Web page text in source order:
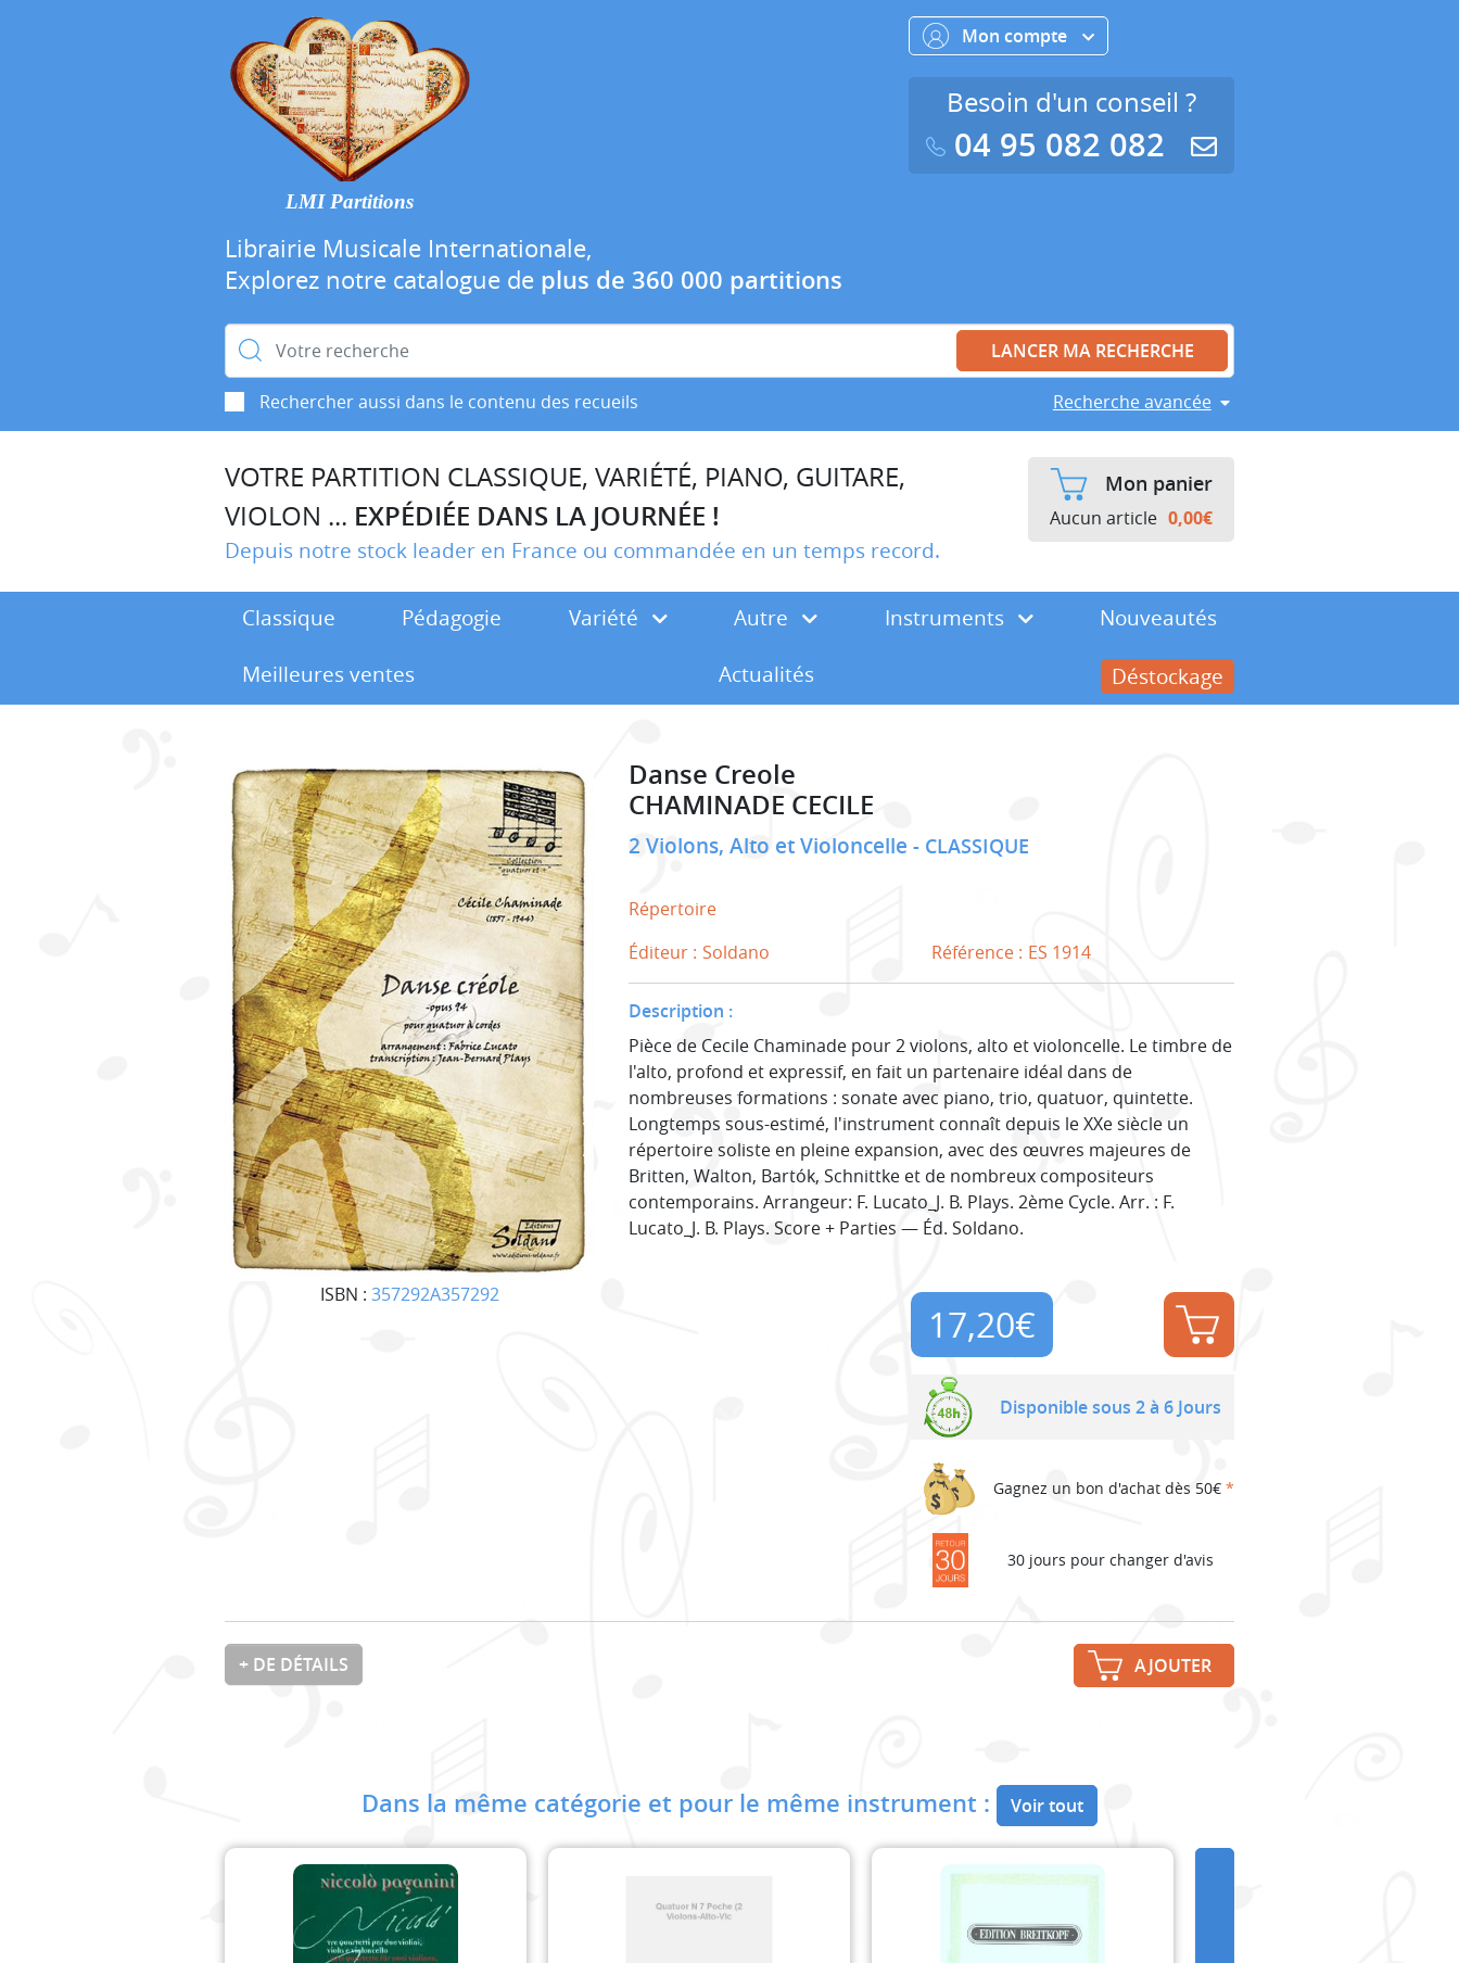
LMI Partitions
Librairie Musicale Internationale,
Explorez notre catalogue de plus de 360 000 partitions
Rechercher :
Rechercher aussi dans le contenu des recueils Recherche avancée
Mon compte
Besoin d'un conseil ?
04 95 082 082
VOTRE PARTITION CLASSIQUE, VARIÉTÉ, PIANO, GUITARE,
VIOLON ... EXPÉDIÉE DANS LA JOURNÉE !
Depuis notre stock leader en France ou commandée en un temps record.
Mon panier
Aucun article 0,00€
Classique Pédagogie Variété Autre Instruments
Nouveautés
Meilleures ventes
Actualités Déstockage
ISBN : 357292A357292
Danse Creole
CHAMINADE CECILE
2 Violons, Alto et Violoncelle CLASSIQUE
Répertoire
Éditeur : Soldano Référence : ES 1914
Description :
Pièce de Cecile Chaminade pour 2 violons, alto et violoncelle. Le timbre de
l'alto, profond et expressif, en fait un partenaire idéal dans de
nombreuses formations : sonate avec piano, trio, quatuor, quintette.
Longtemps sous-estimé, l'instrument connaît depuis le XXe siècle un
répertoire soliste en pleine expansion, avec des œuvres majeures de
Britten, Walton, Bartók, Schnittke et de nombreux compositeurs
contemporains. Arrangeur: F. Lucato_J. B. Plays. 2ème Cycle. Arr. : F.
Lucato_J. B. Plays. Score + Parties — Éd. Soldano.
17,20€
Disponible sous 2 à 6 Jours
Gagnez un bon d'achat dès 50€ *
30 jours pour changer d'avis
+ DE DÉTAILS AJOUTER
Dans la même catégorie et pour le même instrument : Voir tout